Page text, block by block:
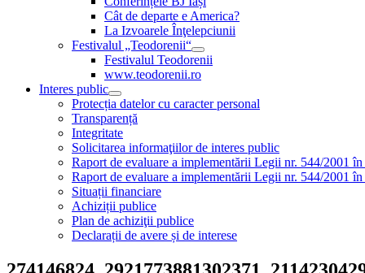
Cât de departe e America?
La Izvoarele Înţelepciunii
Festivalul „Teodorenii“
Festivalul Teodorenii
www.teodorenii.ro
Interes public
Protecția datelor cu caracter personal
Transparență
Integritate
Solicitarea informaţiilor de interes public
Raport de evaluare a implementării Legii nr. 544/2001
Raport de evaluare a implementării Legii nr. 544/2001
Situații financiare
Achiziții publice
Plan de achiziţii publice
Declarații de avere și de interese